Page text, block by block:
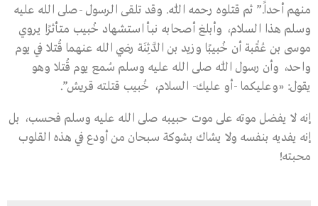
منهم أحداً.” ثم قتلوه رحمه اللّٰه. وقد تلقى الرسول -صلى الله عليه
وسلم هذا السلام، وأبلغ أصحابه نبأ استشهاد خُبيب متأثرًا يروي
موسى بن عُقْبة أن خُبيبًا وزيد بن الدَّثِنَة رضي الله عنهما قُتلا في يوم
واحد، وأن رسول اللّٰه صلى الله عليه وسلم سُمع يوم قُتلا وهو
يقول: «وعليكما -أو عليك- السلام، خُبيب قتلته قريش”.
إنه لا يفضل موته على موت حبيبه صلى الله عليه وسلم فحسب، بل
إنه يفديه بنفسه ولا يشاك بشوكة سبحان من أودع في هذه القلوب
محبته!